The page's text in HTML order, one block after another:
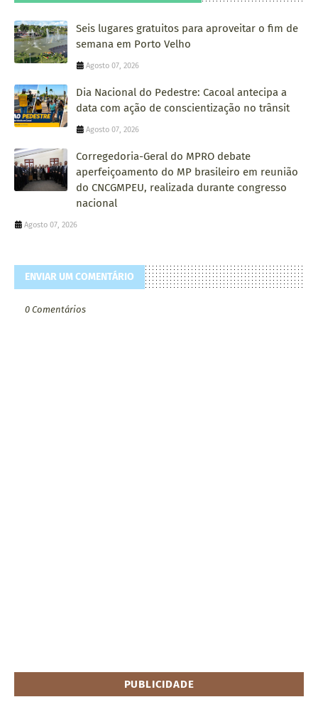
Seis lugares gratuitos para aproveitar o fim de
semana em Porto Velho
Agosto 07, 2026
Dia Nacional do Pedestre: Cacoal antecipa a
data com ação de conscientização no trânsit
Agosto 07, 2026
Corregedoria-Geral do MPRO debate
aperfeiçoamento do MP brasileiro em reunião
do CNCGMPEU, realizada durante congresso
nacional
Agosto 07, 2026
ENVIAR UM COMENTÁRIO
0 Comentários
PUBLICIDADE